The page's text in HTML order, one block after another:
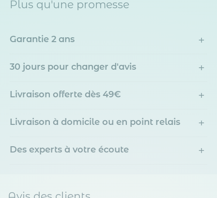
Plus qu'une promesse
Garantie 2 ans +
30 jours pour changer d'avis +
Livraison offerte dès 49€ +
Livraison à domicile ou en point relais +
Des experts à votre écoute +